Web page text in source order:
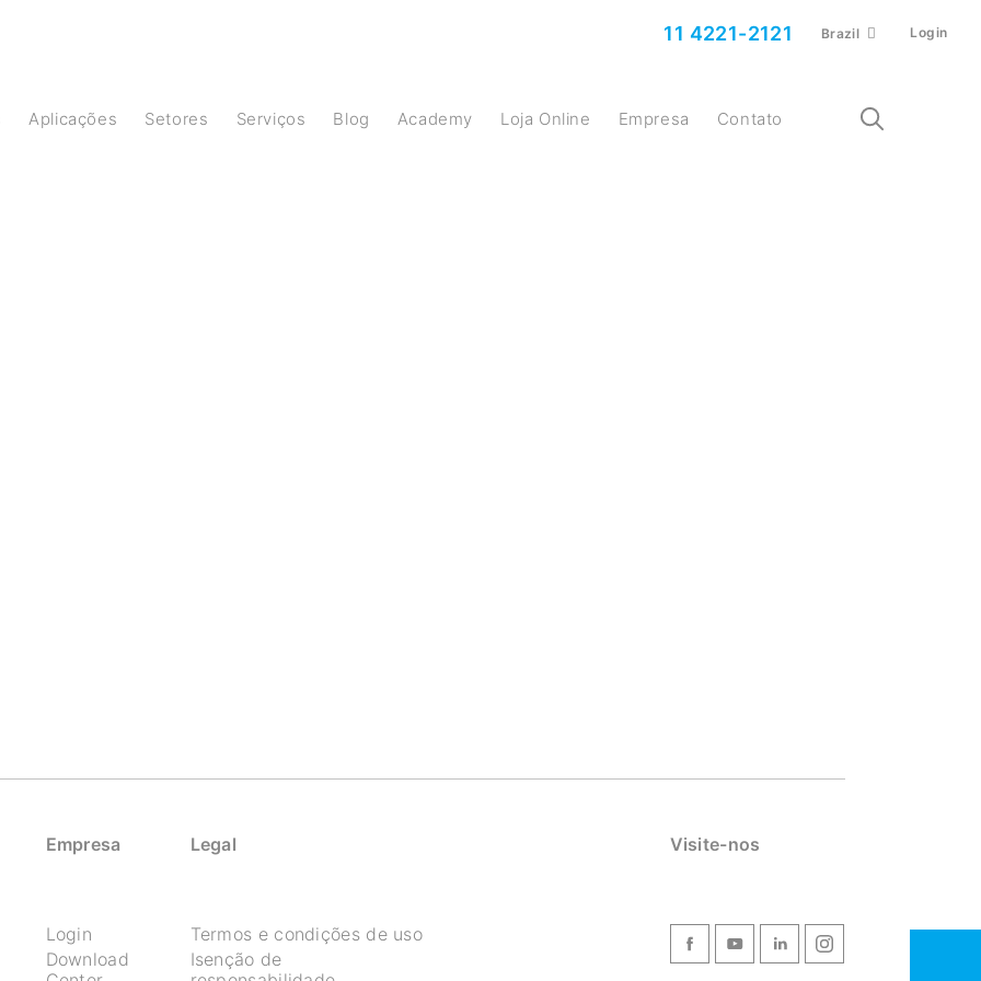
11 4221-2121 Brazil Login
Aplicações Setores Serviços Blog Academy Loja Online Empresa Contato
Empresa
Login
Download
Legal
Termos e condições de uso
Isenção de
Visite-nos